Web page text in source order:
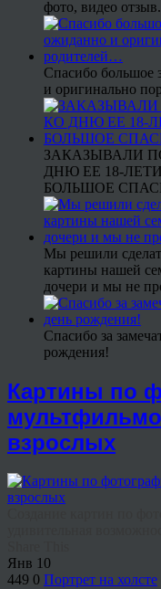
фото, видео отзыв.
Спасибо большое
и оригинально
ЗАКАЗЫВАЛИ
ДНЮ ЕЕ 18-
БОЛЬШОЕ
Мы решили
картины нашей
дочери и мы не
Спасибо за
рождения!
Картины по
взрослых
Янв 10
449 0 Портрет на холсте